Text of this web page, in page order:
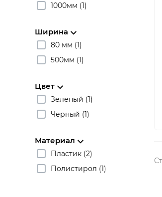
1000мм (1)
Ширина
80 мм (1)
500мм (1)
Цвет
Зеленый (1)
Черный (1)
Материал
Пластик (2)
Полистирол (1)